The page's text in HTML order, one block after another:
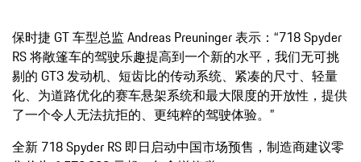
保时捷 GT 车型总监 Andreas Preuninger 表示：“718 Spyder
RS 将敞篷车的驾驶乐趣提高到一个新的水平，我们无可挑
剔的 GT3 发动机、短齿比的传动系统、紧凑的尺寸、轻量
化、为道路优化的赛车悬架系统和最大限度的开放性，提供
了一个令人无法抗拒的、更纯粹的驾驶体验。”
全新 718 Spyder RS 即日启动中国市场预售，制造商建议零